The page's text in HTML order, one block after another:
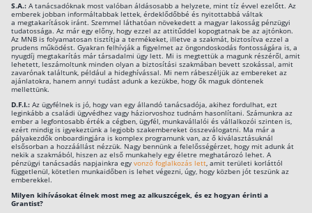
S.A.: A tanácsadóknak most valóban áldásosabb a helyzete, mint tíz évvel ezelőtt. Az
emberek jobban informáltabbak lettek, érdeklődőbbé és nyitottabbá váltak
a megtakarítások iránt. Szemmel láthatóan növekedett a magyar lakosság pénzügyi
tudatossága. Az már egy előny, hogy ezzel az attitűddel kopogtatnak be az ajtónkon.
Az MNB is folyamatosan tisztítja a termékeket, illetve a szakmát, biztosítva ezzel a
prudens működést. Gyakran felhívják a figyelmet az öngondoskodás fontosságára is, a
nyugdíj megtakarítás már társadalmi ügy lett. Mi is megtettük a magunk részéről, amit
lehetett, leszámoltunk minden olyan a biztosítási szakmában bevett szokással, amit
zavarónak találtunk, például a hideghívással. Mi nem rábeszéljük az embereket az
ajánlatokra, hanem annyi tudást adunk a kezükbe, hogy ők maguk döntenek
mellettünk.
D.F.I.: Az ügyfélnek is jó, hogy van egy állandó tanácsadója, akihez fordulhat, ezt
leginkább a családi ügyvédhez vagy háziorvoshoz tudnám hasonlítani. Számunkra az
ember a legfontosabb érték a cégben, ügyfél, munkavállalói és vállalkozói szinten is,
ezért mindig is igyekeztünk a legjobb szakembereket összeválogatni. Ma már a
pályakezdők onboardingjára is komplex programunk van, az ő kiválasztásuknál
elsősorban a hozzáállást nézzük. Nagy bennünk a felelősségérzet, hogy mit adunk át
nekik a szakmából, hiszen az első munkahely egy életre meghatározó lehet. A
pénzügyi tanácsadás napjainkra egy vonzó foglalkozás lett, amit területi korláttól
függetlenül, kötetlen munkaidőben is lehet végezni, úgy, hogy közben jót teszünk az
emberekkel.
Milyen kihívásokat élnek most meg az alkuszcégek, és ez hogyan érinti a
Grantist?